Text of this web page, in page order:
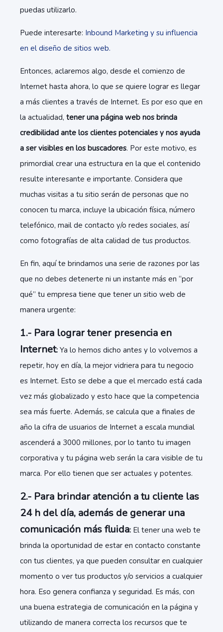
puedas utilizarlo.
Puede interesarte: Inbound Marketing y su influencia
en el diseño de sitios web.
Entonces, aclaremos algo, desde el comienzo de
Internet hasta ahora, lo que se quiere lograr es llegar
a más clientes a través de Internet. Es por eso que en
la actualidad, tener una página web nos brinda
credibilidad ante los clientes potenciales y nos ayuda
a ser visibles en los buscadores. Por este motivo, es
primordial crear una estructura en la que el contenido
resulte interesante e importante. Considera que
muchas visitas a tu sitio serán de personas que no
conocen tu marca, incluye la ubicación física, número
telefónico, mail de contacto y/o redes sociales, así
como fotografías de alta calidad de tus productos.
En fin, aquí te brindamos una serie de razones por las
que no debes detenerte ni un instante más en “por
qué” tu empresa tiene que tener un sitio web de
manera urgente:
1.- Para lograr tener presencia en
Internet: Ya lo hemos dicho antes y lo volvemos a
repetir, hoy en día, la mejor vidriera para tu negocio
es Internet. Esto se debe a que el mercado está cada
vez más globalizado y esto hace que la competencia
sea más fuerte. Además, se calcula que a finales de
año la cifra de usuarios de Internet a escala mundial
ascenderá a 3000 millones, por lo tanto tu imagen
corporativa y tu página web serán la cara visible de tu
marca. Por ello tienen que ser actuales y potentes.
2.- Para brindar atención a tu cliente las
24 h del día, además de generar una
comunicación más fluida: El tener una web te
brinda la oportunidad de estar en contacto constante
con tus clientes, ya que pueden consultar en cualquier
momento o ver tus productos y/o servicios a cualquier
hora. Eso genera confianza y seguridad. Es más, con
una buena estrategia de comunicación en la página y
utilizando de manera correcta los recursos que te